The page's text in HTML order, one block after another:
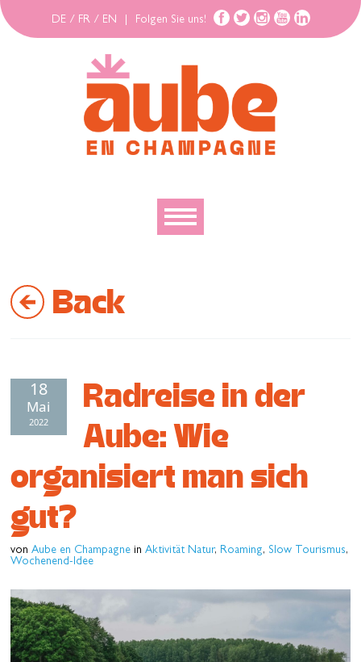
DE / FR / EN Folgen Sie uns!
Erforschen
Wiederherstellen
Lass dich inspirieren
Back
18
Mai
2022
Radreise in der
Aube: Wie
organisiert man sich
gut?
von Aube en Champagnein Aktivität Natur, Roaming, Slow Tourismus,
Wochenend-Idee